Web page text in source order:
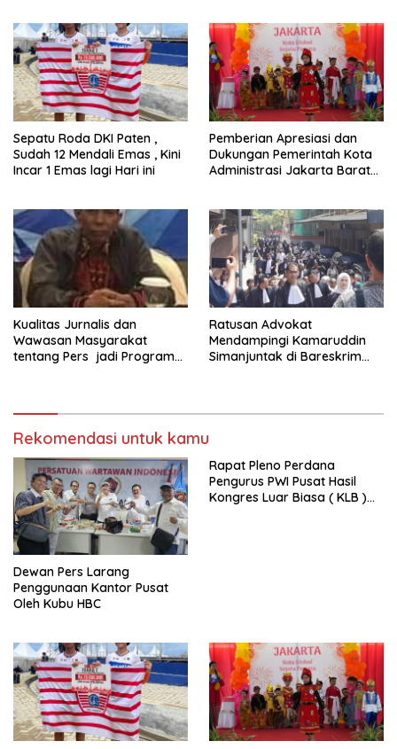
Sepatu Roda DKI Paten ,
Sudah 12 Mendali Emas , Kini
Incar 1 Emas lagi Hari ini
Pemberian Apresiasi dan
Dukungan Pemerintah Kota
Administrasi Jakarta Barat
Jelajah Sahabat Perempuan
dan Anak ( SAPA )
Kualitas Jurnalis dan
Wawasan Masyarakat
tentang Pers jadi Program
Ratusan Advokat
Mendampingi Kamaruddin
Simanjuntak di Bareskrim
Rekomendasi untuk kamu
Dewan Pers Larang
Penggunaan Kantor Pusat
Oleh Kubu HBC
Rapat Pleno Perdana
Pengurus PWI Pusat Hasil
Kongres Luar Biasa ( KLB )